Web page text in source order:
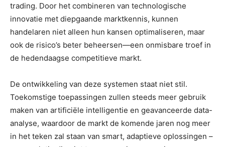
trading. Door het combineren van technologische
innovatie met diepgaande marktkennis, kunnen
handelaren niet alleen hun kansen optimaliseren, maar
ook de risico’s beter beheersen—een onmisbare troef in
de hedendaagse competitieve markt.
De ontwikkeling van deze systemen staat niet stil.
Toekomstige toepassingen zullen steeds meer gebruik
maken van artificiële intelligentie en geavanceerde data-
analyse, waardoor de markt de komende jaren nog meer
in het teken zal staan van smart, adaptieve oplossingen –